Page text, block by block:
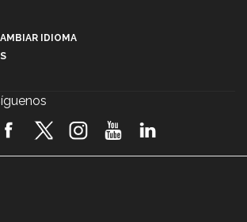
robótica FIRST 2026! (video)
IDIOMA